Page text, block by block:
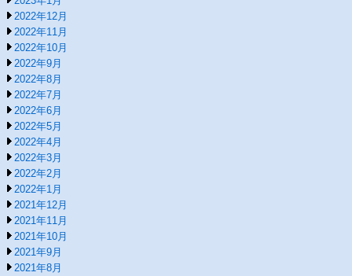
2022年12月
2022年11月
2022年10月
2022年9月
2022年8月
2022年7月
2022年6月
2022年5月
2022年4月
2022年3月
2022年2月
2022年1月
2021年12月
2021年11月
2021年10月
2021年9月
2021年8月